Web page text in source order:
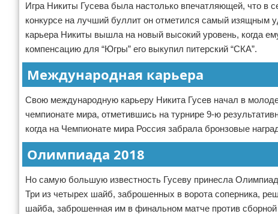
Игра Никиты Гусева была настолько впечатляющей, что в
конкурсе на лучший буллит он отметился самый изящным
карьера Никиты вышла на новый высокий уровень, когда
компенсацию для “Югры” его выкупил питерский “СКА”.
Международная карьера
Свою международную карьеру Никита Гусев начал в
чемпионате мира, отметившись на турнире 9-ю
когда на Чемпионате мира Россия забрала бронзовые
Олимпиада 2018
Но самую большую известность Гусеву принесла
Три из четырех шайб, заброшенных в ворота соперника,
шайба, заброшенная им в финальном матче против сборной